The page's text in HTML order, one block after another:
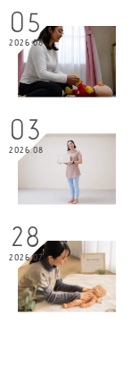
05
2026.08
03
2026.08
28
2026.07